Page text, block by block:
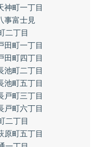
神町一丁目
事富士見
二丁目
田町一丁目
田町四丁目
池町二丁目
池町五丁目
戸町三丁目
戸町六丁目
二丁目
原町五丁目